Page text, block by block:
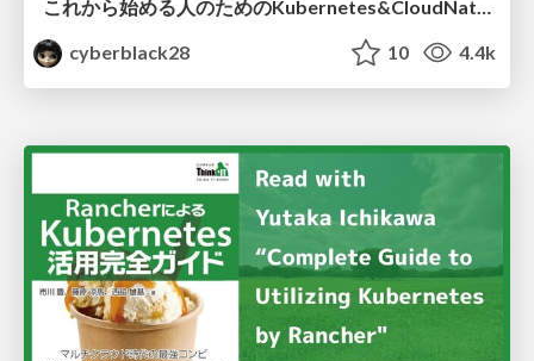
これから始める人のためのKubernetes&CloudNative入門
cyberblack28
10 4.4k